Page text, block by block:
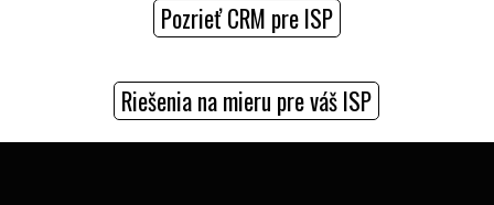
Pozrieť CRM pre ISP
Riešenia na mieru pre váš ISP